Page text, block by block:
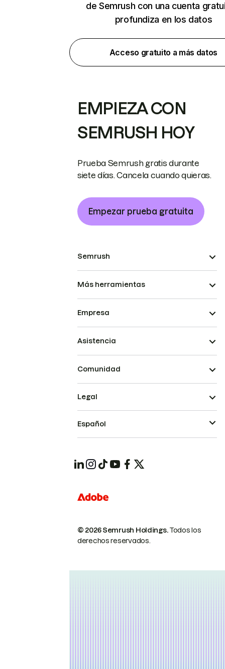
de Semrush con una cuenta
profundiza en los datos
Acceso gratuito a más datos
EMPIEZA CON
SEMRUSH HOY
Prueba Semrush gratis durante
siete días. Cancela cuando quieras.
Empezar prueba gratuita
Semrush
Más herramientas
Empresa
Asistencia
Comunidad
© 2026 Semrush Holdings.Todos los
derechos reservados.
Legal
Español